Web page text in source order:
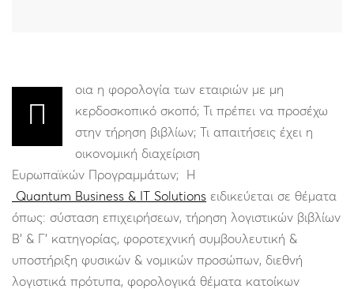
οια η φορολογία των εταιριών με μη
κερδοσκοπικό σκοπό; Τι πρέπει να προσέχω
στην τήρηση βιβλίων; Τι απαιτήσεις έχει η
οικονομική διαχείριση
Ευρωπαϊκών Προγραμμάτων; Η
Quantum Business & IT Solutions ειδικεύεται σε θέματα
όπως: σύσταση επιχειρήσεων, τήρηση λογιστικών βιβλίων
Β’ & Γ’ κατηγορίας, φοροτεχνική συμβουλευτική &
υποστήριξη φυσικών & νομικών προσώπων, διεθνή
λογιστικά πρότυπα, φορολογικά θέματα κατοίκων